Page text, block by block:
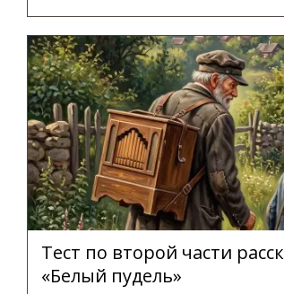
Тест по второй части
«Белый пудель»